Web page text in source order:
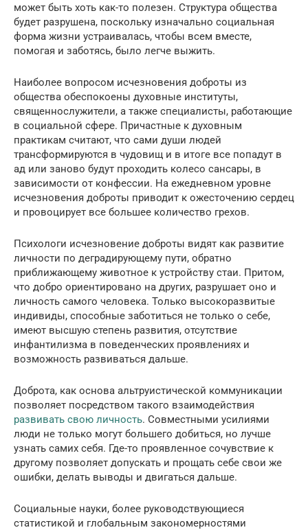
может быть хоть как-то полезен. Структура общества
будет разрушена, поскольку изначально социальная
форма жизни устраивалась, чтобы всем вместе,
помогая и заботясь, было легче выжить.
Наиболее вопросом исчезновения доброты из
общества обеспокоены духовные институты,
священнослужители, а также специалисты, работающие
в социальной сфере. Причастные к духовным
практикам считают, что сами души людей
трансформируются в чудовищ и в итоге все попадут в
ад или заново будут проходить колесо сансары, в
зависимости от конфессии. На ежедневном уровне
исчезновения доброты приводит к ожесточению сердец
и провоцирует все большее количество грехов.
Психологи исчезновение доброты видят как развитие
личности по деградирующему пути, обратно
приближающему животное к устройству стаи. Притом,
что добро ориентировано на других, разрушает оно и
личность самого человека. Только высокоразвитые
индивиды, способные заботиться не только о себе,
имеют высшую степень развития, отсутствие
инфантилизма в поведенческих проявлениях и
возможность развиваться дальше.
Доброта, как основа альтруистической коммуникации
позволяет посредством такого взаимодействия
развивать свою личность. Совместными усилиями
люди не только могут большего добиться, но лучше
узнать самих себя. Где-то проявленное сочувствие к
другому позволяет допускать и прощать себе свои же
ошибки, делать выводы и двигаться дальше.
Социальные науки, более руководствующиеся
статистикой и глобальным закономерностями